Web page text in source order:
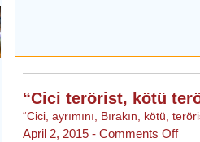
“Cici terörist, kötü
“Cici ayrımını Bırakın kötü
April 2, 2015 - Comments Offop